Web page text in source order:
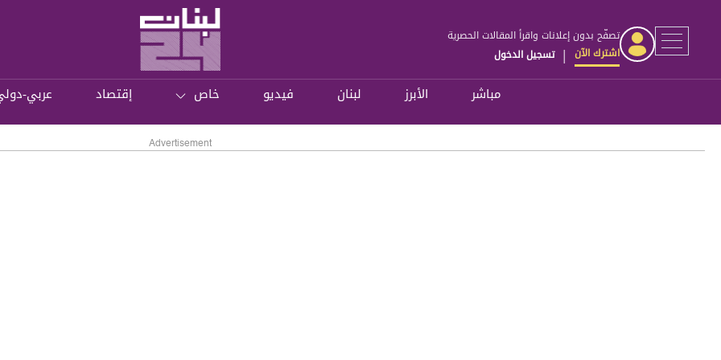
تصفّح بدون إعلانات واقرأ المقالات الحصرية
اشترك الآن | تسجيل الدخول
مباشر الأبرز لبنان فيديو خاص إقتصاد عربي-
Advertisement